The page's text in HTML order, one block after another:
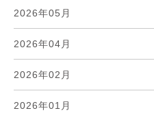
2026年05月
2026年04月
2026年02月
2026年01月